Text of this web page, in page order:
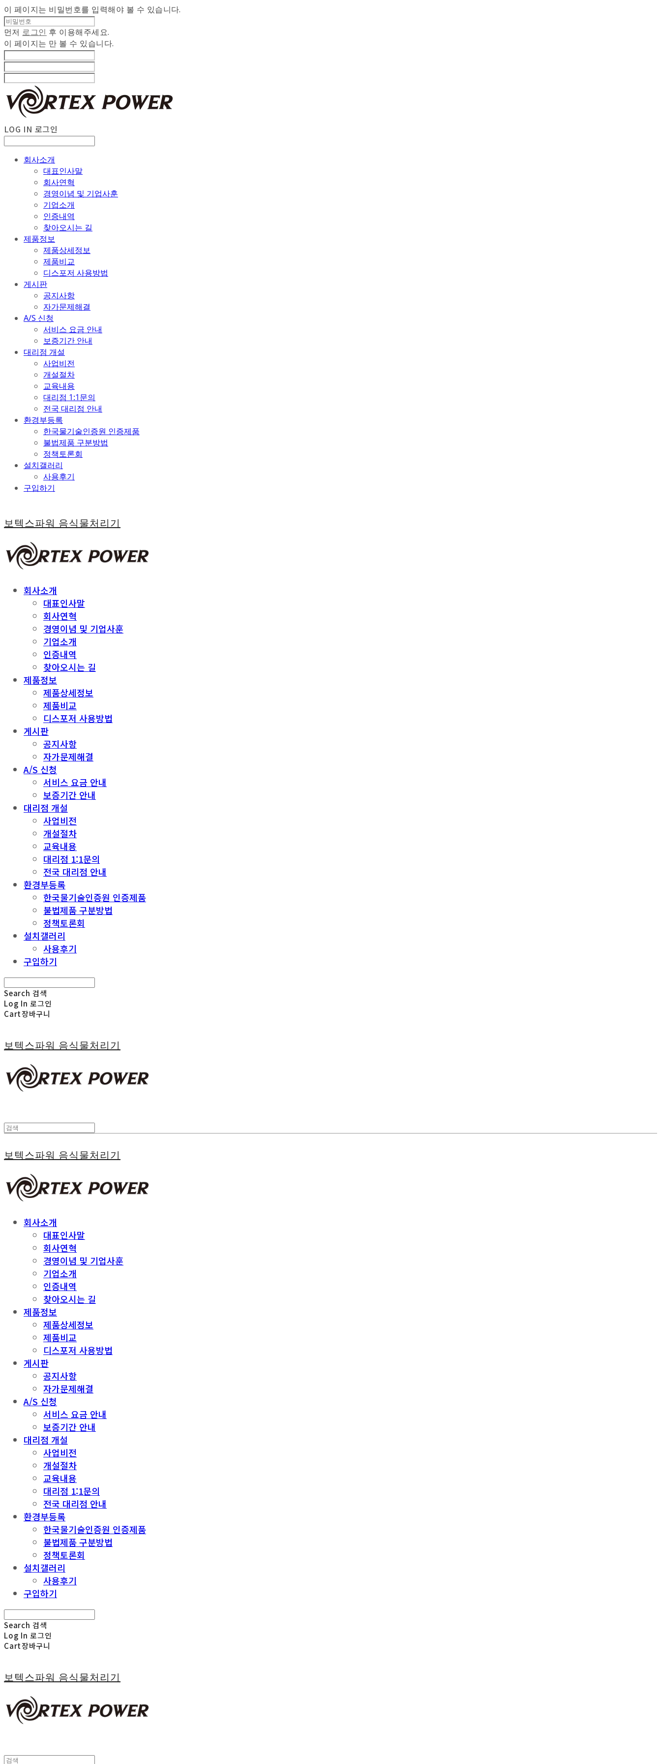
이 페이지는 비밀번호를 입력해야 볼 수 있습니다.
먼저 로그인 후 이용해주세요.
이 페이지는 만 볼 수 있습니다.
LOG IN 로그인
회사소개
대표인사말
회사연혁
경영이념 및 기업사훈
기업소개
인증내역
찾아오시는 길
제품정보
제품상세정보
제품비교
디스포저 사용방법
게시판
공지사항
자가문제해결
A/S 신청
서비스 요금 안내
보증기간 안내
대리점 개설
사업비전
개설절차
교육내용
대리점 1:1문의
전국 대리점 안내
환경부등록
한국물기술인증원 인증제품
불법제품 구분방법
정책토론회
설치갤러리
사용후기
구입하기
보텍스파워 음식물처리기
회사소개
대표인사말
회사연혁
경영이념 및 기업사훈
기업소개
인증내역
찾아오시는 길
제품정보
제품상세정보
제품비교
디스포저 사용방법
게시판
공지사항
자가문제해결
A/S 신청
서비스 요금 안내
보증기간 안내
대리점 개설
사업비전
개설절차
교육내용
대리점 1:1문의
전국 대리점 안내
환경부등록
한국물기술인증원 인증제품
불법제품 구분방법
정책토론회
설치갤러리
사용후기
구입하기
Search 검색
Log In 로그인
Cart장바구니
보텍스파워 음식물처리기
보텍스파워 음식물처리기
회사소개
대표인사말
회사연혁
경영이념 및 기업사훈
기업소개
인증내역
찾아오시는 길
제품정보
제품상세정보
제품비교
디스포저 사용방법
게시판
공지사항
자가문제해결
A/S 신청
서비스 요금 안내
보증기간 안내
대리점 개설
사업비전
개설절차
교육내용
대리점 1:1문의
전국 대리점 안내
환경부등록
한국물기술인증원 인증제품
불법제품 구분방법
정책토론회
설치갤러리
사용후기
구입하기
Search 검색
Log In 로그인
Cart장바구니
보텍스파워 음식물처리기